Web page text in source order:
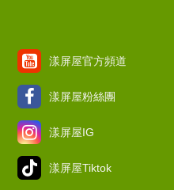
漾屏屋官方頻道
漾屏屋粉絲團
漾屏屋IG
漾屏屋Tiktok